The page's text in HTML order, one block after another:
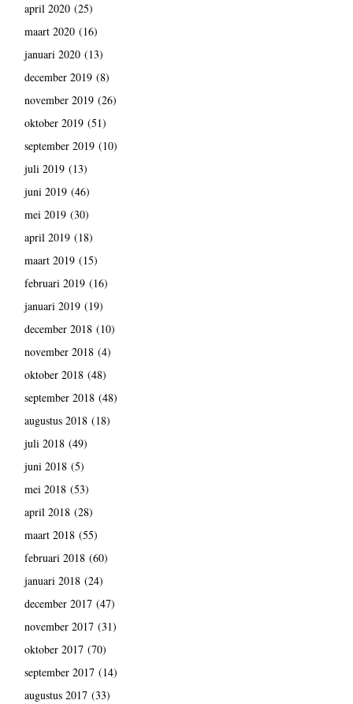
april 2020(25)
maart 2020(16)
januari 2020(13)
december 2019(8)
november 2019(26)
oktober 2019(51)
september 2019(10)
juli 2019(13)
juni 2019(46)
mei 2019(30)
april 2019(18)
maart 2019(15)
februari 2019(16)
januari 2019(19)
december 2018(10)
november 2018(4)
oktober 2018(48)
september 2018(48)
augustus 2018(18)
juli 2018(49)
juni 2018(5)
mei 2018(53)
april 2018(28)
maart 2018(55)
februari 2018(60)
januari 2018(24)
december 2017(47)
november 2017(31)
oktober 2017(70)
september 2017(14)
augustus 2017(33)